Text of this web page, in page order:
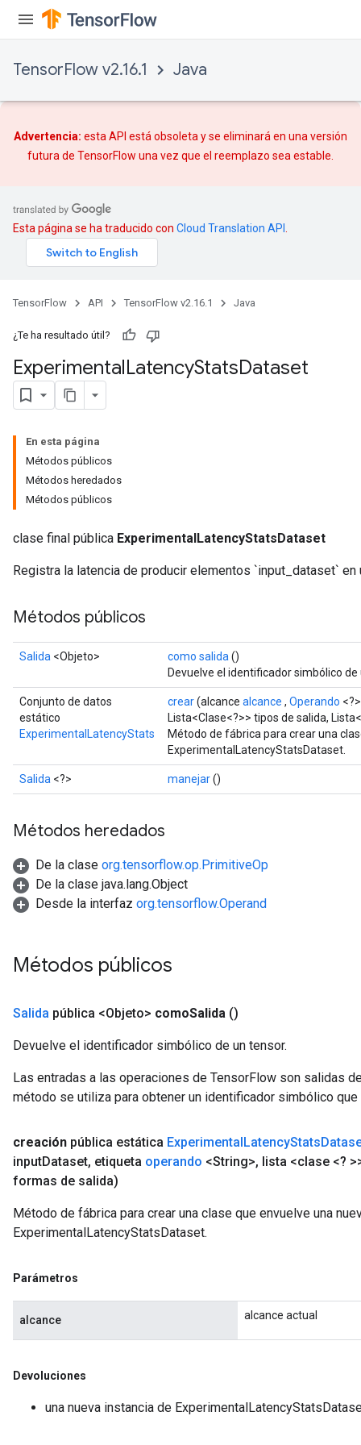
TensorFlow v2.16.1 Java
Advertencia: esta API está obsoleta y se eliminará en una versión
futura de TensorFlow una vez que el reemplazo sea estable.
Esta página se ha traducido con Cloud Translation API
TensorFlow API TensorFlow v2.16.1 Java
¿Te ha resultado útil?
ExperimentalLatencyStatsDataset
En esta página
Métodos públicos
Métodos heredados
Métodos públicos
clase final pública ExperimentalLatencyStatsDataset
Registra la latencia de producir elementos `input_dataset` en
Métodos públicos
Salida <Objeto> como salida ()
Devuelve el identificador simbólico de
Conjunto de datos
estático
ExperimentalLatencyStats
crear(alcance alcance , Operando
Lista<Clase<?>> tipos de salida,
Método de fábrica para crear una
ExperimentalLatencyStatsDataset.
Salida <?> manejar()
Métodos heredados
De la clase org.tensorflow.op.PrimitiveOp
De la clase java.lang.Object
Desde la interfaz org.tensorflow.Operand
Métodos públicos
Salida pública <Objeto> comoSalida ()
Devuelve el identificador simbólico de un tensor.
Las entradas a las operaciones de TensorFlow son salidas
método se utiliza para obtener un identificador simbólico
creación pública estática ExperimentalLatencyStats
inputDataset, etiqueta operando <String>, lista <clase <?
formas de salida)
Método de fábrica para crear una clase que envuelve una
ExperimentalLatencyStatsDataset.
Parámetros
alcance alcance actual
Devoluciones
una nueva instancia de